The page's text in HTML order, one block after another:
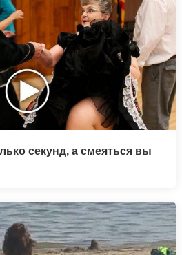
секунд, а смеяться вы